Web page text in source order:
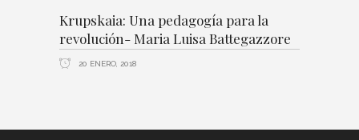
Krupskaia: Una pedagogía para la
revolución- Maria Luisa Battegazzore
20 ENERO, 2018